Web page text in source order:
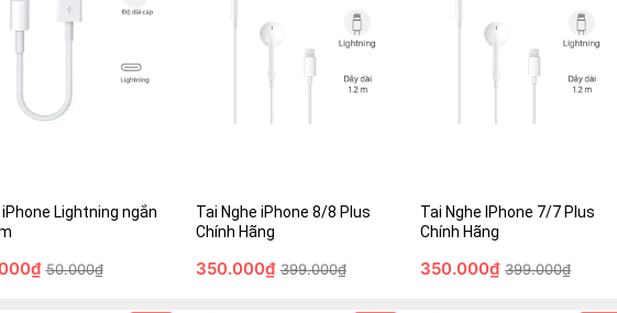
iPhone Lightning ngắn
50.000₫
hàng Mua Ngay
Tai Nghe iPhone 8/8 Plus
Chính Hãng
350.000₫ 399.000₫
350.000₫
399.000₫
Giỏ hàng Mua Ngay
Tai Nghe IPhone 7/7 Plus
Chính Hãng
350.000₫ 399.000₫
350.000₫
399.000₫
Giỏ hàng Mua Ngay